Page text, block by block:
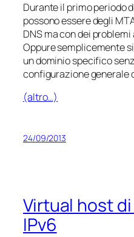
Durante il primo periodo
possono essere degli
DNS ma con dei
Oppure semplicemente
un dominio specifico
configurazione generale
(altro…)
24/09/2013
Virtual host
IPv6